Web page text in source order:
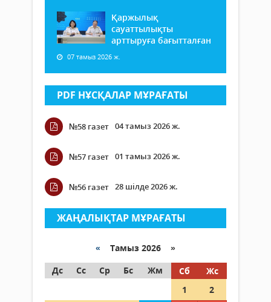
Қаржылық
сауаттылықты
арттыруға бағытталған
07 тамыз 2026 ж.
PDF НҰСҚАЛАР МҰРАҒАТЫ
№58 газет 04 тамыз 2026 ж.
№57 газет 01 тамыз 2026 ж.
№56 газет 28 шілде 2026 ж.
ЖАҢАЛЫҚТАР МҰРАҒАТЫ
« Тамыз 2026 »
Дс
Сс Ср Бс Жм Сб
Жс
1
2